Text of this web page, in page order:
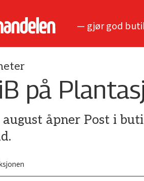
— gjør god
på
august åpner Post i